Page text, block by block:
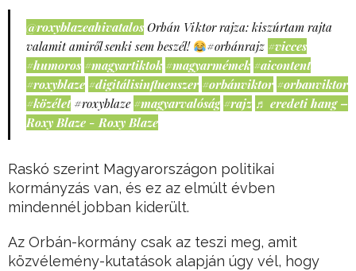
@roxyblazeahivatalos Orbán Viktor rajza: kiszúrtam rajta
valamit amiről senki sem beszél!
#orbánrajz #vicces
#humoros #magyartiktok #magyarmémek #aicontent
#roxyblaze #digitálisinfluenszer #orbánviktor #orbanviktor
#közélet #roxyblaze #magyarvalóság #rajz ♬ eredeti hang –
Roxy Blaze - Roxy Blaze
Raskó szerint Magyarországon politikai
kormányzás van, és ez az elmúlt évben
mindennél jobban kiderült.
Az Orbán-kormány csak az teszi meg, amit
közvélemény-kutatások alapján úgy vél, hogy